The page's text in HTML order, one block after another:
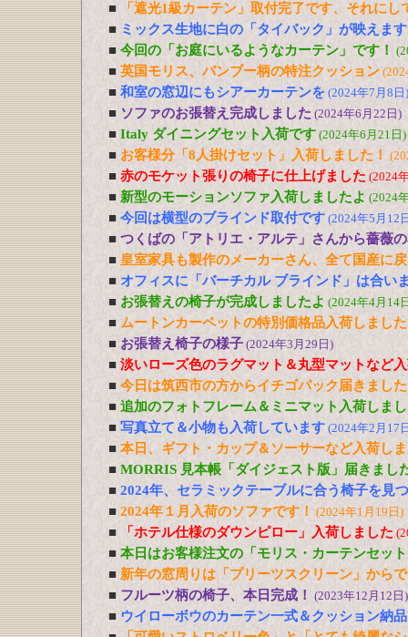
■
「遮光1級カーテン」取付完了です、それに
■ ミックス生地に白の「タイバック」が映えま
■ 今回の「お庭にいるようなカーテン」です！
■ 英国モリス、バンブー柄の特注クッション
■ 和室の窓辺にもシアーカーテンを (2024年7月8日)
■ ソファのお張替え完成しました (2024年6月22日)
■ Italy ダイニングセット入荷です (2024年6月21日)
■ お客様分「8人掛けセット」入荷しました！
■ 赤のモケット張りの椅子に仕上げました (2024
■ 新型のモーションソファ入荷しましたよ (2024
■ 今回は横型のブラインド取付です (2024年5月12
■ つくばの「アトリエ・アルテ」さんから薔薇
■ 皇室家具も製作のメーカーさん、全て国産に
■ オフィスに「バーチカル ブラインド」は合い
■ お張替えの椅子が完成しましたよ (2024年4月14
■ ムートンカーペットの特別価格品入荷しました
■ お張替え椅子の様子 (2024年3月29日)
■ 淡いローズ色のラグマット＆丸型マットなど
■ 今日は筑西市の方からイチゴパック届きました
■ 追加のフォトフレーム＆ミニマット入荷しま
■ 写真立て＆小物も入荷しています (2024年2月17
■ 本日、ギフト・カップ＆ソーサーなど入荷し
■ MORRIS 見本帳「ダイジェスト版」届きまし
■ 2024年、セラミックテーブルに合う椅子を見
■ 2024年１月入荷のソファです！ (2024年1月19日)
■ 「ホテル仕様のダウンピロー」入荷しました
■ 本日はお客様注文の「モリス・カーテンセッ
■ 新年の窓周りは「プリーツスクリーン」から
■ フルーツ柄の椅子、本日完成！ (2023年12月12日)
■ ウイローボウのカーテン一式＆クッション納